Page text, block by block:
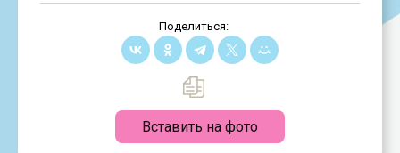
Поделиться:
Вставить на фото